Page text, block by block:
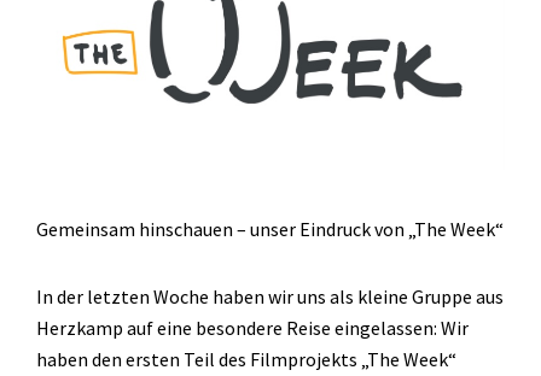
Gemeinsam hinschauen – unser Eindruck von „The Week“
In der letzten Woche haben wir uns als kleine Gruppe aus
Herzkamp auf eine besondere Reise eingelassen: Wir
haben den ersten Teil des Filmprojekts „The Week“